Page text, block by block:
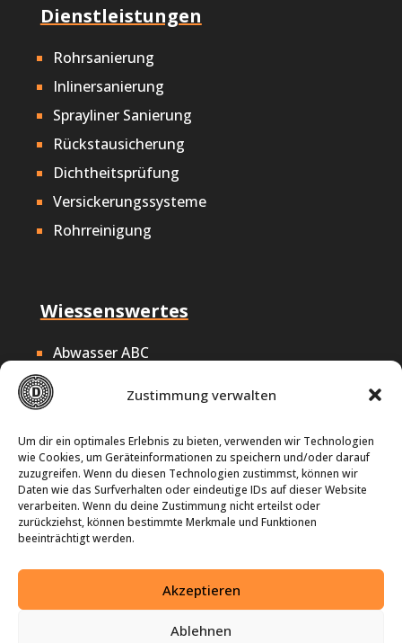
Zustimmung verwalten
Um dir ein optimales Erlebnis zu bieten, verwenden wir Technologien
wie Cookies, um Geräteinformationen zu speichern und/oder darauf
zuzugreifen. Wenn du diesen Technologien zustimmst, können wir
Daten wie das Surfverhalten oder eindeutige IDs auf dieser Website
verarbeiten. Wenn du deine Zustimmung nicht erteilst oder
zurückziehst, können bestimmte Merkmale und Funktionen
beeinträchtigt werden.
Akzeptieren
Ablehnen
Dienstleistungen
Rohrsanierung
Inlinersanierung
Sprayliner Sanierung
Rückstausicherung
Dichtheitsprüfung
Versickerungssysteme
Rohrreinigung
Wiessenswertes
Abwasser ABC
Nachhaltigkeit
Impressum
Datenschutz
Cookie-Richtlinie
Seit über 25 Jahren
Wir sind Ihre Experten rund um Abwassertechnik in